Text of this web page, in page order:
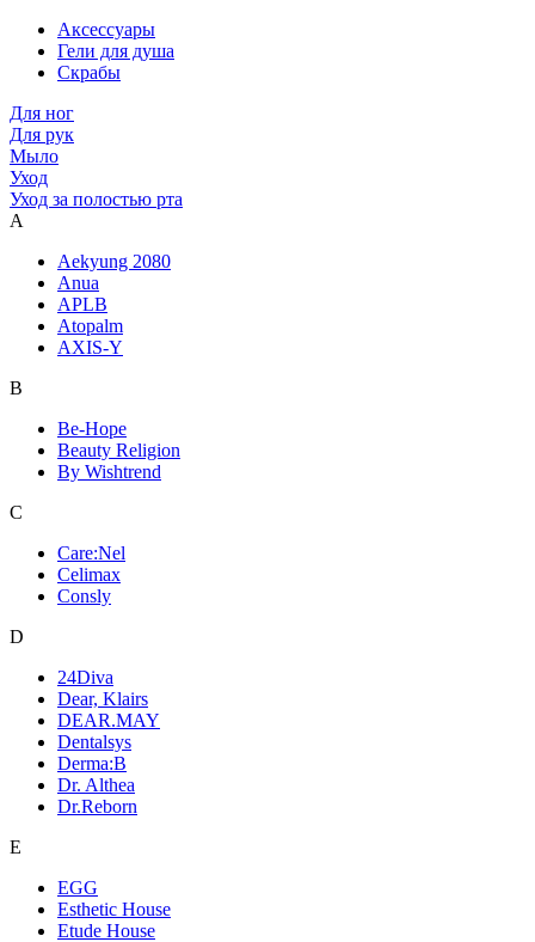
Аксессуары
Гели для душа
Скрабы
Для ног
Для рук
Мыло
Уход
Уход за полостью рта
A
Aekyung 2080
Anua
APLB
Atopalm
AXIS-Y
B
Be-Hope
Beauty Religion
By Wishtrend
C
Care:Nel
Celimax
Consly
D
24Diva
Dear, Klairs
DEAR.MAY
Dentalsys
Derma:B
Dr. Althea
Dr.Reborn
E
EGG
Esthetic House
Etude House